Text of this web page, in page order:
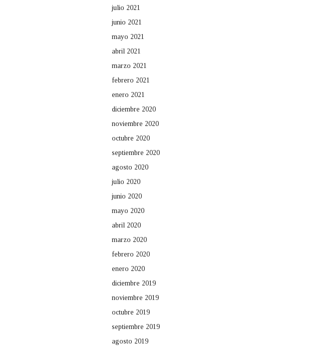
julio 2021
junio 2021
mayo 2021
abril 2021
marzo 2021
febrero 2021
enero 2021
diciembre 2020
noviembre 2020
octubre 2020
septiembre 2020
agosto 2020
julio 2020
junio 2020
mayo 2020
abril 2020
marzo 2020
febrero 2020
enero 2020
diciembre 2019
noviembre 2019
octubre 2019
septiembre 2019
agosto 2019